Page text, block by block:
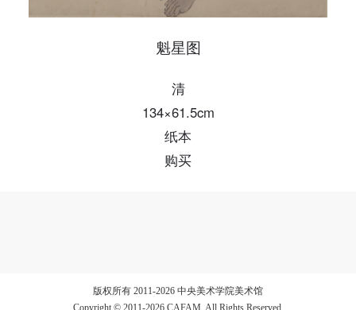
魁星图
清
134×61.5cm
纸本
购买
版权所有 2011-2026 中央美术学院美术馆
Copyright © 2011-2026 CAFAM. All Rights Reserved.